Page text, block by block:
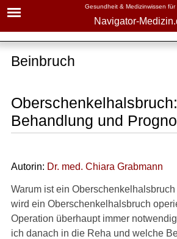
Gesundheit & Medizinwissen für
Navigator-
Beinbruch
Behandlung und
Autorin: Dr. med. Chiara Grabmann
Warum ist ein
wird ein Oberschenkelhalsbruch
Operation überhaupt immer
ich danach in die Reha und welche
Navigator-Medizin.de
► Krankheiten
► Diagnostik & Laborwerte
► Therapieverfahren
► Medikamente
► Gesundheitsthemen
Navigator-
Medizin.de
▾
Beinbruch
Oberschenkelhalsbruch
Behandlung
Nach der OP